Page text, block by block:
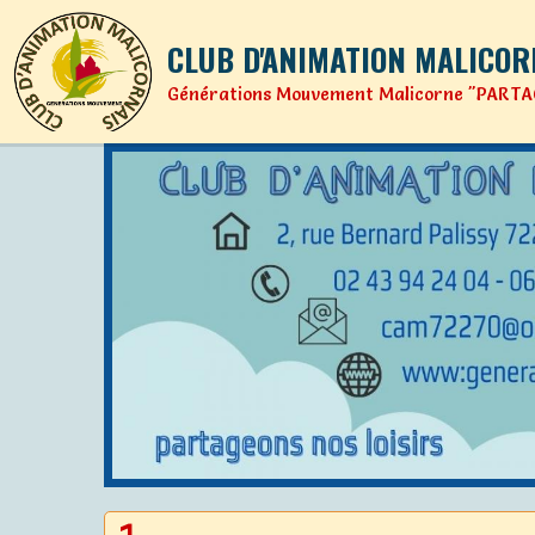
CLUB D'ANIMATION
Générations Mouvement Malicorne